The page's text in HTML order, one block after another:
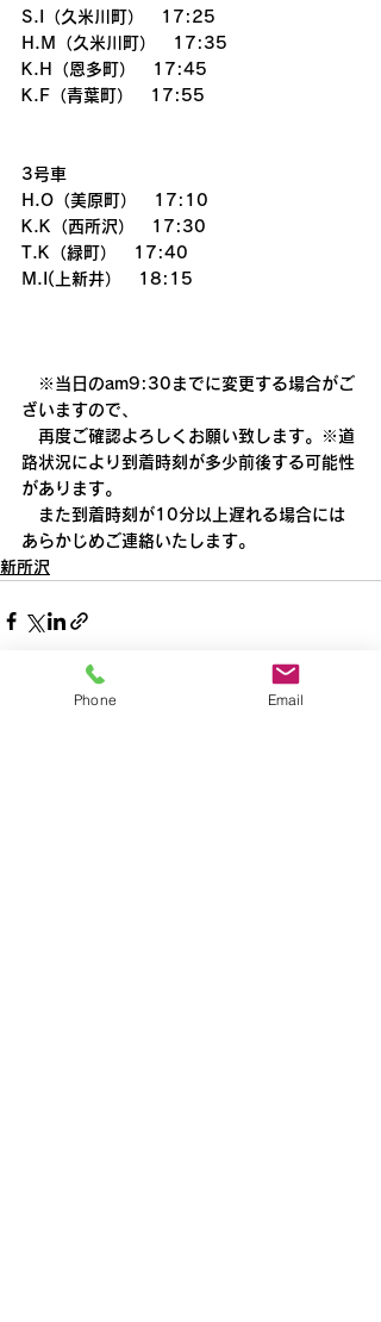
S.I（久米川町）　17:25
H.M（久米川町）　17:35
K.H（恩多町）　17:45
K.F（青葉町）　17:55
3号車
H.O（美原町）　17:10
K.K（西所沢）　17:30
T.K（緑町）　17:40
M.I(上新井）　18:15
※当日のam9:30までに変更する場合がご
ざいますので、
再度ご確認よろしくお願い致します。※道
路状況により到着時刻が多少前後する可能性
があります。
また到着時刻が10分以上遅れる場合には
あらかじめご連絡いたします。
新所沢
Phone Email